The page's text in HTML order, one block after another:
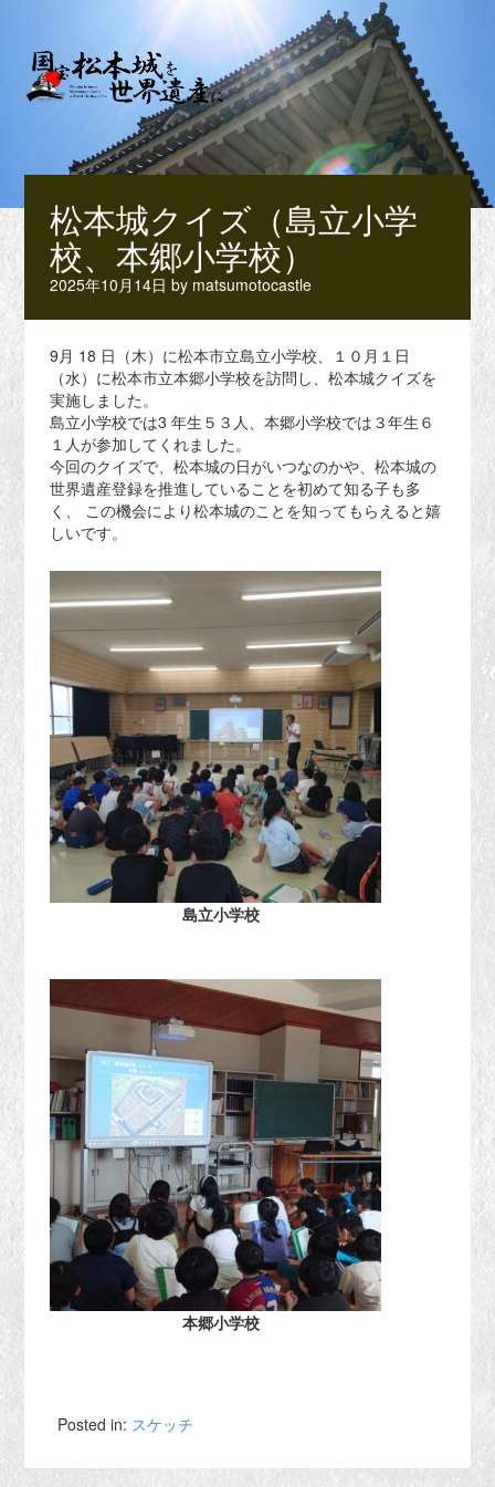
松本城クイズ（島立小学
校、本郷小学校）
2025年10月14日 by matsumotocastle
9月 18 日（木）に松本市立島立小学校、１０月１日
（水）に松本市立本郷小学校を訪問し、松本城クイズを
実施しました。
島立小学校では3 年生５３人、本郷小学校では３年生６
１人が参加してくれました。
今回のクイズで、松本城の日がいつなのかや、松本城の
世界遺産登録を推進していることを初めて知る子も多
く、 この機会により松本城のことを知ってもらえると嬉
しいです。
島立小学校
本郷小学校
Posted in: スケッチ